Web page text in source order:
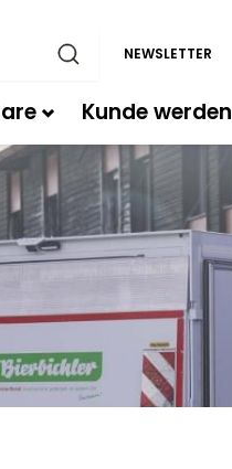
NEWSLETTER
Kunde werden